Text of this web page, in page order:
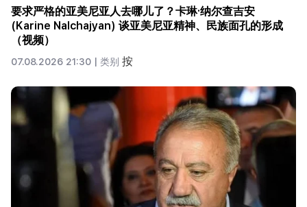
要求严格的亚美尼亚人去哪儿了？卡琳·纳尔查吉安
(Karine Nalchajyan) 谈亚美尼亚精神、民族面孔的形成
（视频）
07.08.2026 21:30 | 类别 按